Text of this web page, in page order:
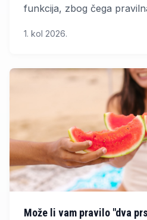
funkcija, zbog čega
umora, usporenog
mogu biti povezani s
1. kol 2026.
Može li vam pravilo "dva